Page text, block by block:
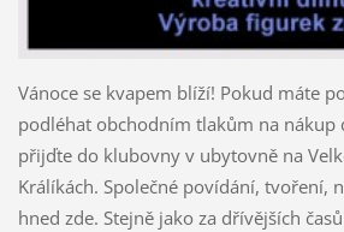
Vánoce se kvapem blíží! Pokud máte
podléhat obchodním tlakům na nákup
přijďte do klubovny v ubytovně na
Králíkách. Společné povídání, tvoření,
hned zde. Stejně jako za dřívějších